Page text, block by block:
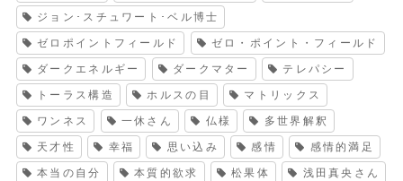
ジョン･スチュワート･ベル博士
ゼロポイントフィールド ゼロ・ポイント・フィールド
ダークエネルギー ダークマター テレパシー
トーラス構造 ホルスの目 マトリックス
ワンネス 一休さん 仏様 多世界解釈
天才性 幸福 思い込み 感情 感情的満足
本当の自分 本質的欲求 松果体 浅田真央さん